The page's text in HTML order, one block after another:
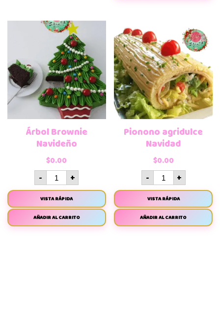
Árbol Brownie
Navideño
$0.00
- +
VISTA RÁPIDA
AÑADIR AL CARRITO
Pionono agridulce
Navidad
$0.00
- +
VISTA RÁPIDA
AÑADIR AL CARRITO